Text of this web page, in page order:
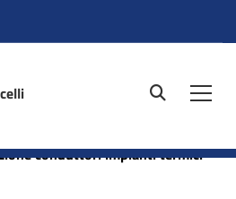
site.searc
conduttori impianti termici